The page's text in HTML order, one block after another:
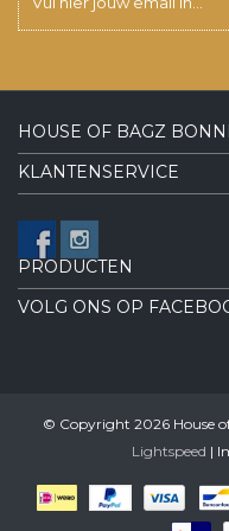
HOUSE OF BAGZ
KLANTENSERVICE
PRODUCTEN
VOLG ONS OP
© Copyright 2026 House
Lightspeed |